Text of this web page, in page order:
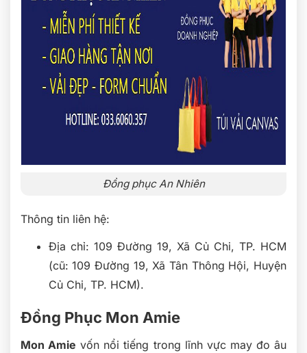
Đồng phục An Nhiên
Thông tin liên hệ:
Địa chỉ: 109 Đường 19, Xã Củ Chi, TP. HCM
(cũ: 109 Đường 19, Xã Tân Thông Hội, Huyện
Củ Chi, TP. HCM).
Đồng Phục Mon Amie
Mon Amie vốn nổi tiếng trong lĩnh vực may đo âu